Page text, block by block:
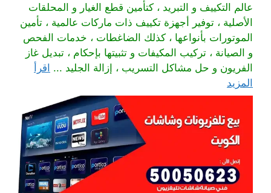
عالم التكييف و التبريد ، كتأمين قطع الغيار و المحلقات
الأصلية ، توفير أجهزة تكييف ذات ماركات عالمية ، تأمين
الموتورات بأنواعها ، كذلك الضاغطات ، خدمات الفحص
و الصيانة ، تركيب المكيفات و تثبيتها بإحكام ، تبديل غاز
الفريون و حل مشاكل التسريب ، إزالة الجليد ... اقرأ
المزيد